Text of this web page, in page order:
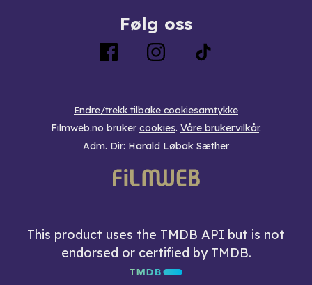
Følg oss
Endre/trekk tilbake cookiesamtykke
Filmweb.no bruker cookies. Våre brukervilkår.
Adm. Dir: Harald Løbak Sæther
This product uses the TMDB API but is not
endorsed or certified by TMDB.